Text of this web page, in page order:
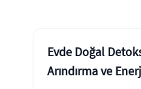
Evde Doğal
Arındırma ve